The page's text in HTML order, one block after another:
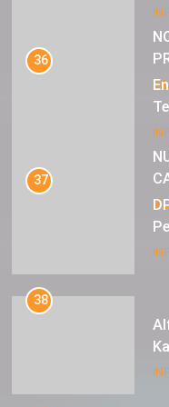
36
37
38